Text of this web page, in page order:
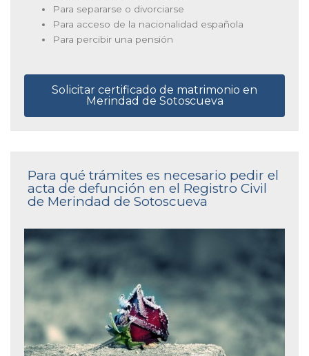
Para separarse o divorciarse
Para acceso de la nacionalidad española
Para percibir una pensión
Solicitar certificado de matrimonio en
Merindad de Sotoscueva
Para qué trámites es necesario pedir el
acta de defunción en el Registro Civil
de Merindad de Sotoscueva